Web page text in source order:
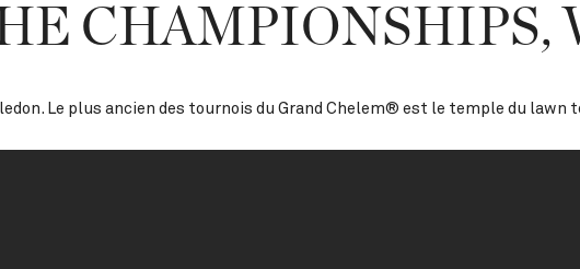
CHAMPIONSHIPS,
Le plus ancien des tournois du Grand Chelem® est le temple du